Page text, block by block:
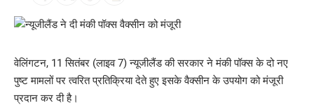
वेलिंगटन, 11 सितंबर (लाइव 7) न्यूजीलैंड की सरकार ने मंकी पॉक्स के दो नए
पुष्ट मामलों पर त्वरित प्रतिक्रिया देते हुए इसके वैक्सीन के उपयोग को मंजूरी
प्रदान कर दी है।